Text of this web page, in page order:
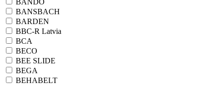
BANDO
BANSBACH
BARDEN
BBC-R Latvia
BCA
BECO
BEE SLIDE
BEGA
BEHABELT